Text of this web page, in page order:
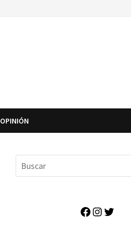
OPINIÓN
Facebook